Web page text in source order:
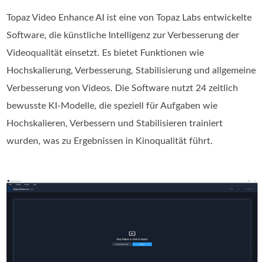
Topaz Video Enhance AI ist eine von Topaz Labs entwickelte
Software, die künstliche Intelligenz zur Verbesserung der
Videoqualität einsetzt. Es bietet Funktionen wie
Hochskalierung, Verbesserung, Stabilisierung und allgemeine
Verbesserung von Videos. Die Software nutzt 24 zeitlich
bewusste KI-Modelle, die speziell für Aufgaben wie
Hochskalieren, Verbessern und Stabilisieren trainiert
wurden, was zu Ergebnissen in Kinoqualität führt.